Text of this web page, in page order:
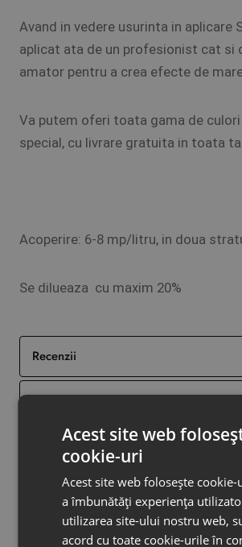
Avand in vedere usurinta in aplicare
aplicat ata de un profesionist cat si
amator pentru a crea efecte de
Va putem oferi toata gama de culori
special, cu livrare gratuita in toata
Acoperire: 6-8 mp/litru, in doua
Se dilueaza cu maxim 20%
Recenzii
Despre livrare
Din aceeasi categorieAcelasi producator
Vopsea
0,00
Acest site web
cookie-uri
Acest site web folosește
a îmbunătăți experiența
utilizarea site-ului nostru web,
acord cu toate cookie-urile în